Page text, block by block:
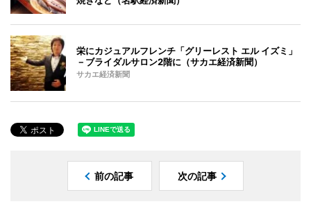
栄にカジュアルフレンチ「グリーレスト エル イズミ」
－ブライダルサロン2階に（サカエ経済新聞）
サカエ経済新聞
前の記事 次の記事